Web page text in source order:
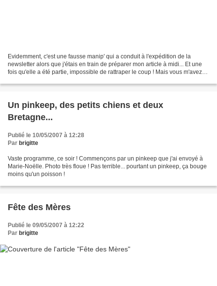
Evidemment, c'est une fausse manip' qui a conduit à l'expédition de la
newsletter alors que j'étais en train de préparer mon article à midi... Et une
fois qu'elle a été partie, impossible de rattraper le coup ! Mais vous m'avez
Un pinkeep, des petits chiens et deux
Bretagne...
Publié le 10/05/2007 à 12:28
Par brigitte
Vaste programme, ce soir ! Commençons par un pinkeep que j'ai envoyé à
Marie-Noëlle. Photo très floue ! Pas terrible... pourtant un pinkeep, ça bouge
moins qu'un poisson !
Fête des Mères
Publié le 09/05/2007 à 12:22
Par brigitte